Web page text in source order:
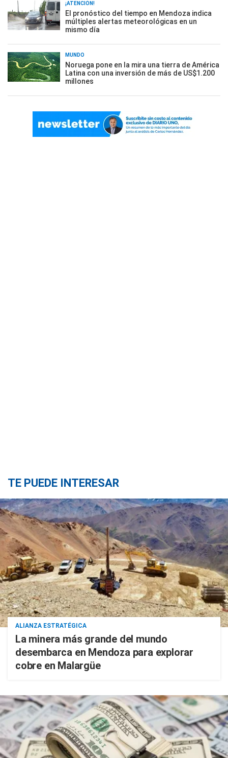
¡ATENCIÓN!
El pronóstico del tiempo en Mendoza indica
múltiples alertas meteorológicas en un
mismo día
MUNDO
Noruega pone en la mira una tierra de América
Latina con una inversión de más de US$1.200
millones
TE PUEDE INTERESAR
ALIANZA ESTRATÉGICA
La minera más grande del mundo
desembarca en Mendoza para explorar
cobre en Malargüe